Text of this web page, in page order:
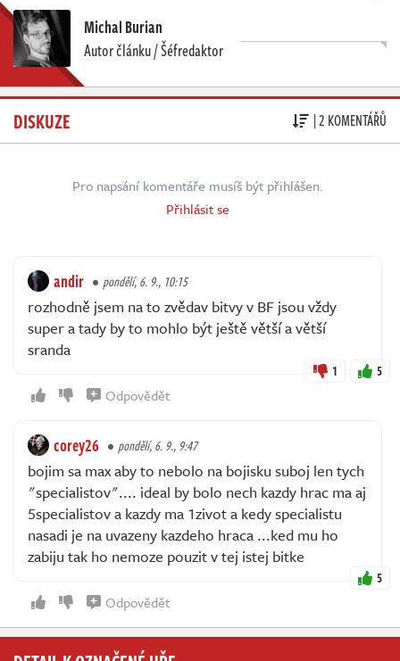
Michal Burian
Autor článku / Šéfredaktor
DISKUZE | 2 KOMENTÁŘŮ
Pro napsání komentáře musíš být přihlášen.
Přihlásit se
andir pondělí, 6. 9., 10:15
rozhodně jsem na to zvědav bitvy v BF jsou vždy
super a tady by to mohlo být ještě větší a větší
sranda
1 5
Odpovědět
corey26 pondělí, 6. 9., 9:47
bojim sa max aby to nebolo na bojisku suboj len tych
"specialistov".... ideal by bolo nech kazdy hrac ma aj
5specialistov a kazdy ma 1zivot a kedy specialistu
nasadi je na uvazeny kazdeho hraca ...ked mu ho
zabiju tak ho nemoze pouzit v tej istej bitke
5
Odpovědět